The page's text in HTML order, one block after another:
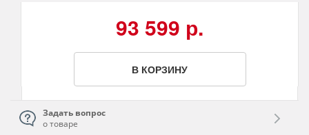
93 599 р.
В КОРЗИНУ
Задать вопрос
о товаре